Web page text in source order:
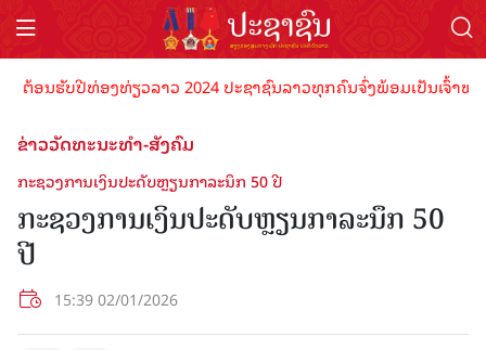
ນຮັບປີທ່ອງທ່ຽວລາວ 2024 ປະຊາຊົນລາວທຸກຄົນຈົ່ງພ້ອມເປັນເຈົ້າພາບ
ຂ່າວວັດທະນະທຳ-ສັງຄົມ
ກະຊວງການເງິນປະດັບຫຼຽນກາລະນຶກ 50 ປີ
ກະຊວງການເງິນປະດັບຫຼຽນກາລະນຶກ 50
ປີ
15:39 02/01/2026